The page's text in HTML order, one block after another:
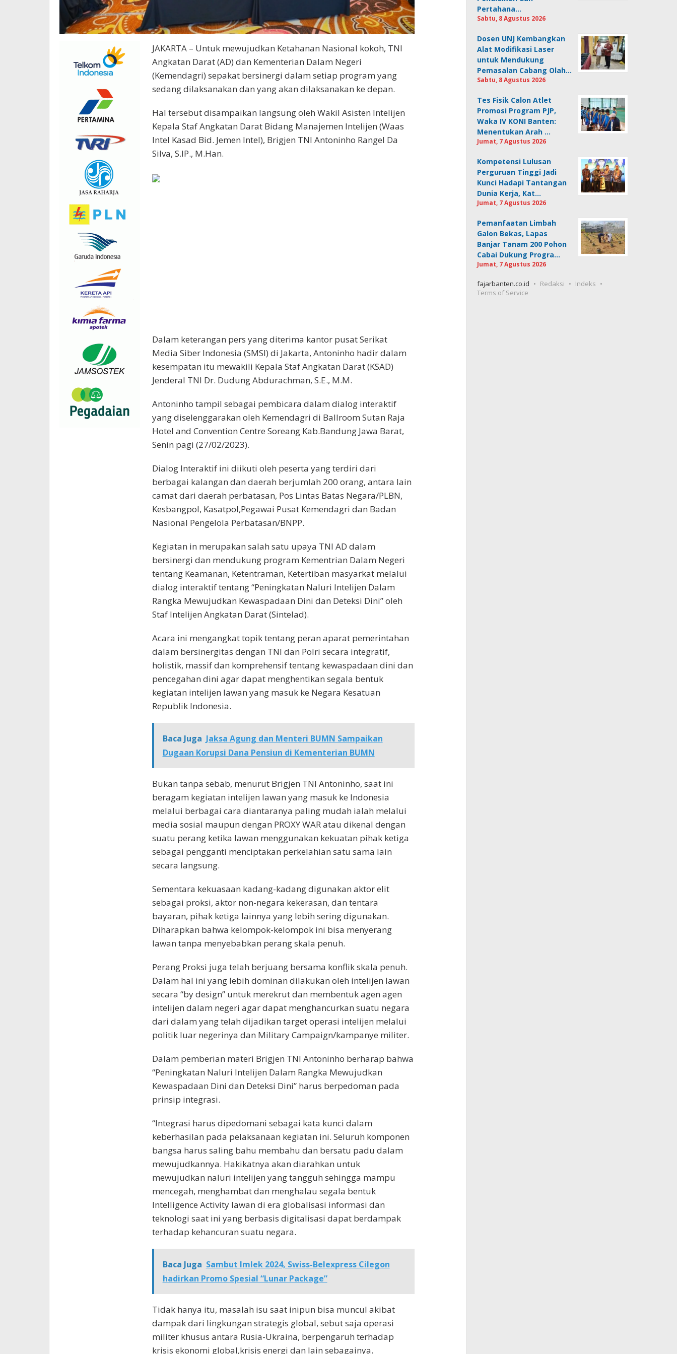
JAKARTA – Untuk mewujudkan Ketahanan Nasional kokoh, TNI
Angkatan Darat (AD) dan Kementerian Dalam Negeri
(Kemendagri) sepakat bersinergi dalam setiap program yang
sedang dilaksanakan dan yang akan dilaksanakan ke depan.
Hal tersebut disampaikan langsung oleh Wakil Asisten Intelijen
Kepala Staf Angkatan Darat Bidang Manajemen Intelijen (Waas
Intel Kasad Bid. Jemen Intel), Brigjen TNI Antoninho Rangel Da
Silva, S.IP., M.Han.
Dalam keterangan pers yang diterima kantor pusat Serikat
Media Siber Indonesia (SMSI) di Jakarta, Antoninho hadir dalam
kesempatan itu mewakili Kepala Staf Angkatan Darat (KSAD)
Jenderal TNI Dr. Dudung Abdurachman, S.E., M.M.
Antoninho tampil sebagai pembicara dalam dialog interaktif
yang diselenggarakan oleh Kemendagri di Ballroom Sutan Raja
Hotel and Convention Centre Soreang Kab.Bandung Jawa Barat,
Senin pagi (27/02/2023).
Dialog Interaktif ini diikuti oleh peserta yang terdiri dari
berbagai kalangan dan daerah berjumlah 200 orang, antara lain
camat dari daerah perbatasan, Pos Lintas Batas Negara/PLBN,
Kesbangpol, Kasatpol,Pegawai Pusat Kemendagri dan Badan
Nasional Pengelola Perbatasan/BNPP.
Kegiatan in merupakan salah satu upaya TNI AD dalam
bersinergi dan mendukung program Kementrian Dalam Negeri
tentang Keamanan, Ketentraman, Ketertiban masyarkat melalui
dialog interaktif tentang “Peningkatan Naluri Intelijen Dalam
Rangka Mewujudkan Kewaspadaan Dini dan Deteksi Dini” oleh
Staf Intelijen Angkatan Darat (Sintelad).
Acara ini mengangkat topik tentang peran aparat pemerintahan
dalam bersinergitas dengan TNI dan Polri secara integratif,
holistik, massif dan komprehensif tentang kewaspadaan dini dan
pencegahan dini agar dapat menghentikan segala bentuk
kegiatan intelijen lawan yang masuk ke Negara Kesatuan
Republik Indonesia.
Baca Juga Jaksa Agung dan Menteri BUMN Sampaikan
Dugaan Korupsi Dana Pensiun di Kementerian BUMN
Bukan tanpa sebab, menurut Brigjen TNI Antoninho, saat ini
beragam kegiatan intelijen lawan yang masuk ke Indonesia
melalui berbagai cara diantaranya paling mudah ialah melalui
media sosial maupun dengan PROXY WAR atau dikenal dengan
suatu perang ketika lawan menggunakan kekuatan pihak ketiga
sebagai pengganti menciptakan perkelahian satu sama lain
secara langsung.
Sementara kekuasaan kadang-kadang digunakan aktor elit
sebagai proksi, aktor non-negara kekerasan, dan tentara
bayaran, pihak ketiga lainnya yang lebih sering digunakan.
Diharapkan bahwa kelompok-kelompok ini bisa menyerang
lawan tanpa menyebabkan perang skala penuh.
Perang Proksi juga telah berjuang bersama konflik skala penuh.
Dalam hal ini yang lebih dominan dilakukan oleh intelijen lawan
secara “by design” untuk merekrut dan membentuk agen agen
intelijen dalam negeri agar dapat menghancurkan suatu negara
dari dalam yang telah dijadikan target operasi intelijen melalui
politik luar negerinya dan Military Campaign/kampanye militer.
Dalam pemberian materi Brigjen TNI Antoninho berharap bahwa
“Peningkatan Naluri Intelijen Dalam Rangka Mewujudkan
Kewaspadaan Dini dan Deteksi Dini” harus berpedoman pada
prinsip integrasi.
“Integrasi harus dipedomani sebagai kata kunci dalam
keberhasilan pada pelaksanaan kegiatan ini. Seluruh komponen
bangsa harus saling bahu membahu dan bersatu padu dalam
mewujudkannya. Hakikatnya akan diarahkan untuk
mewujudkan naluri intelijen yang tangguh sehingga mampu
mencegah, menghambat dan menghalau segala bentuk
Intelligence Activity lawan di era globalisasi informasi dan
teknologi saat ini yang berbasis digitalisasi dapat berdampak
terhadap kehancuran suatu negara.
Baca Juga Sambut Imlek 2024, Swiss-Belexpress Cilegon
hadirkan Promo Spesial “Lunar Package”
Tidak hanya itu, masalah isu saat inipun bisa muncul akibat
dampak dari lingkungan strategis global, sebut saja operasi
militer khusus antara Rusia-Ukraina, berpengaruh terhadap
krisis ekonomi global,krisis energi dan lain sebagainya.
Pertahana…
Sabtu, 8 Agustus 2026
Dosen UNJ Kembangkan
Alat Modifikasi Laser
untuk Mendukung
Pemasalan Cabang Olah…
Sabtu, 8 Agustus 2026
Tes Fisik Calon Atlet
Promosi Program PJP,
Waka IV KONI Banten:
Menentukan Arah …
Jumat, 7 Agustus 2026
Kompetensi Lulusan
Perguruan Tinggi Jadi
Kunci Hadapi Tantangan
Dunia Kerja, Kat…
Jumat, 7 Agustus 2026
Pemanfaatan Limbah
Galon Bekas, Lapas
Banjar Tanam 200 Pohon
Cabai Dukung Progra…
Jumat, 7 Agustus 2026
fajarbanten.co.id Redaksi
Indeks
Terms of Service